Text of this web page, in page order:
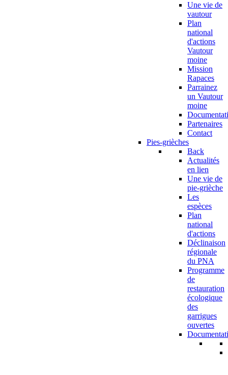
Une vie de
vautour
Plan
national
d'actions
Vautour
moine
Mission
Rapaces
Parrainez
un Vautour
moine
Partenaires
Contact
Pies-grièches
Back
Actualités
en lien
Une vie de
pie-grièche
Les
espèces
Plan
national
d'actions
Déclinaison
régionale
du PNA
Programme
de
restauration
écologique
des
garrigues
ouvertes